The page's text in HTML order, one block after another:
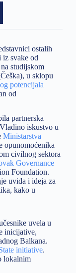
ostalih
iz svake od
studijskom
u sklopu
potencijala
od
partnerska
Vladino iskustvo u
Ministarstva
opunomoćenika
civilnog sektora
Governance
Foundation.
uvida i ideja za
kako u
uvela u
inicijative,
Balkana.
initiative.
lokalnim